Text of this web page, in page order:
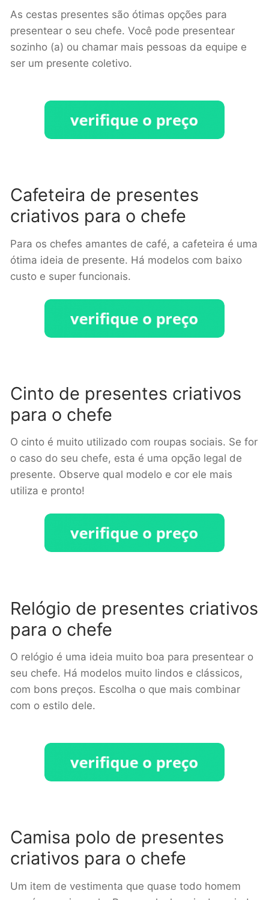
As cestas presentes são ótimas opções para
presentear o seu chefe. Você pode presentear
sozinho (a) ou chamar mais pessoas da equipe e
ser um presente coletivo.
Cafeteira de presentes
criativos para o chefe
Para os chefes amantes de café, a cafeteira é uma
ótima ideia de presente. Há modelos com baixo
custo e super funcionais.
Cinto de presentes criativos
para o chefe
O cinto é muito utilizado com roupas sociais. Se for
o caso do seu chefe, esta é uma opção legal de
presente. Observe qual modelo e cor ele mais
utiliza e pronto!
Relógio de presentes criativos
para o chefe
O relógio é uma ideia muito boa para presentear o
seu chefe. Há modelos muito lindos e clássicos,
com bons preços. Escolha o que mais combinar
com o estilo dele.
Camisa polo de presentes
criativos para o chefe
Um item de vestimenta que quase todo homem